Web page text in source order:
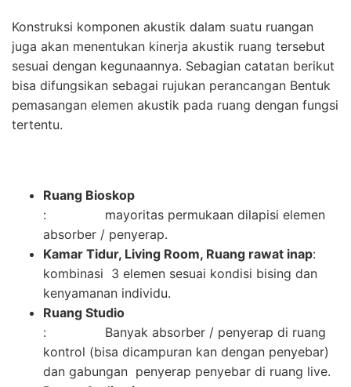
Konstruksi komponen akustik dalam suatu ruangan
juga akan menentukan kinerja akustik ruang tersebut
sesuai dengan kegunaannya. Sebagian catatan berikut
bisa difungsikan sebagai rujukan perancangan Bentuk
pemasangan elemen akustik pada ruang dengan fungsi
tertentu.
Ruang Bioskop
: mayoritas permukaan dilapisi elemen
absorber / penyerap.
Kamar Tidur, Living Room, Ruang rawat inap:
kombinasi 3 elemen sesuai kondisi bising dan
kenyamanan individu.
Ruang Studio
: Banyak absorber / penyerap di ruang
kontrol (bisa dicampuran kan dengan penyebar)
dan gabungan penyerap penyebar di ruang live.